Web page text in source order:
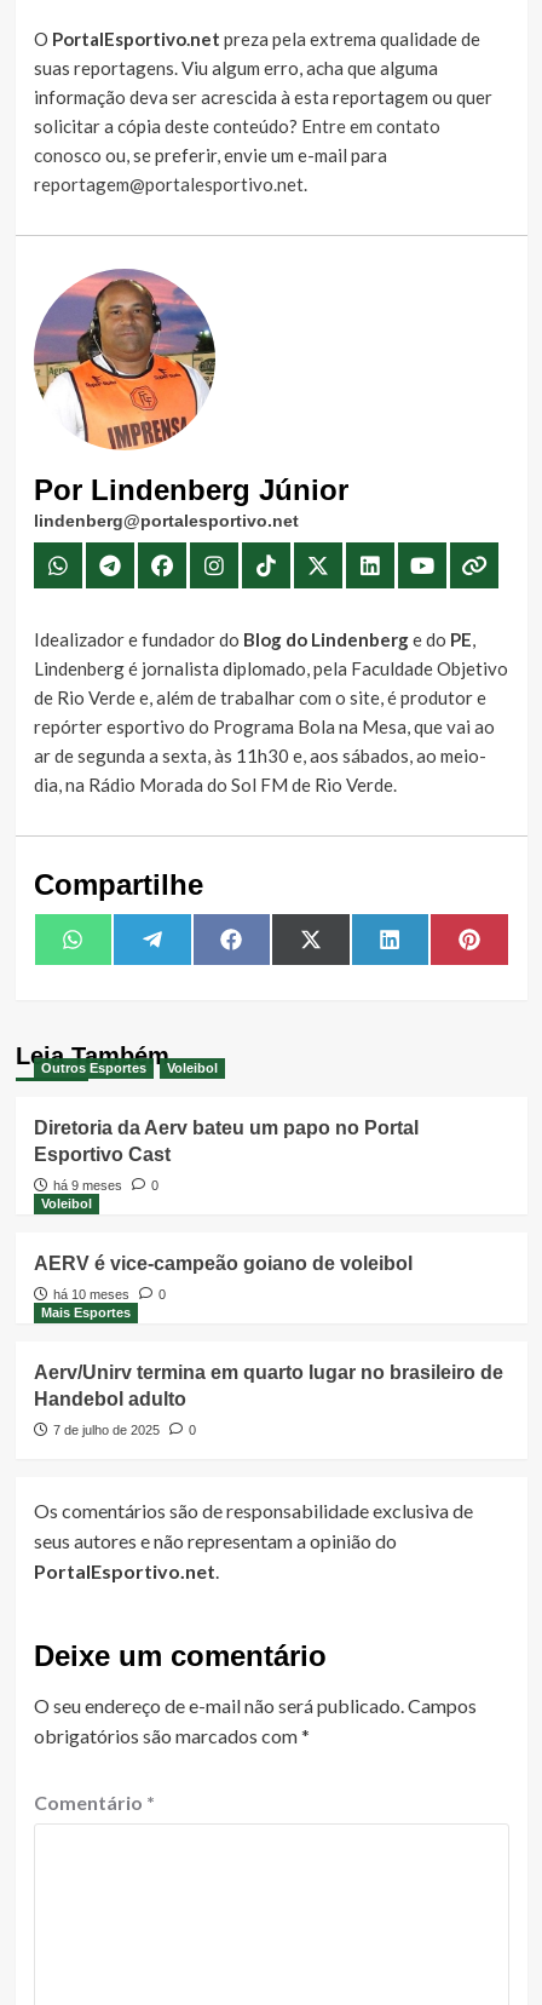
O PortalEsportivo.net preza pela extrema qualidade de
suas reportagens. Viu algum erro, acha que alguma
informação deva ser acrescida à esta reportagem ou quer
solicitar a cópia deste conteúdo? Entre em contato
conosco ou, se preferir, envie um e-mail para
reportagem@portalesportivo.net.
Por Lindenberg Júnior
lindenberg@portalesportivo.net
Idealizador e fundador do Blog do Lindenberge do PE,
Lindenberg é jornalista diplomado, pela Faculdade Objetivo
de Rio Verde e, além de trabalhar com o site, é produtor e
repórter esportivo do Programa Bola na Mesa, que vai ao
ar de segunda a sexta, às 11h30 e, aos sábados, ao meio-
dia, na Rádio Morada do Sol FM de Rio Verde.
Compartilhe
Share
on
WhatsAppShare
on
TelegramShare
on
FacebookShare
on
X
(Twitter)
Share
on
LinkedIn Share
on
Leia Também
Outros Esportes Voleibol
Diretoria da Aerv bateu um papo no Portal
Esportivo Cast
há 9 meses
0
Voleibol
AERV é vice-campeão goiano de voleibol
há 10 meses
0
Mais Esportes
Aerv/Unirv termina em quarto lugar no brasileiro de
Handebol adulto
7 de julho de 2025 0
Os comentários são de responsabilidade exclusiva de
seus autores e não representam a opinião do
PortalEsportivo.net.
Deixe um comentário
O seu endereço de e-mail não será publicado.Campos
obrigatórios são marcados com*
Comentário *